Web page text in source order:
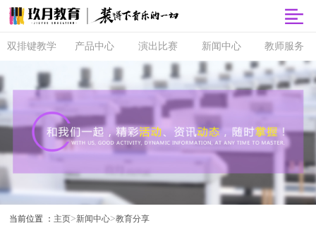
双排键教学
双排键
课程体系
直营校区
音协考级
双排键升级
产品中心
玖月商城
玖月智能音
玖月琴房
玖月琴房云
玖月·音悦岛
演出比赛
音乐会
央视演出
玖乐团
新闻中心
品牌动态
精彩活动
教育分享
视频专区
教师服务
师资培训
玖月教师俱
师资查询
全国师资招
当前位置 ： 主页>新闻中心>教育分享